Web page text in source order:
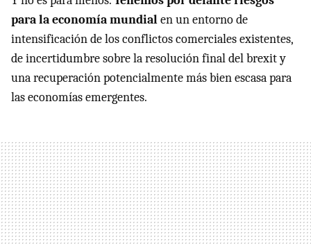
para la economía mundialen un entorno de
intensificación de los conflictos comerciales existentes,
de incertidumbre sobre la resolución final del brexit y
una recuperación potencialmente más bien escasa para
las economías emergentes.